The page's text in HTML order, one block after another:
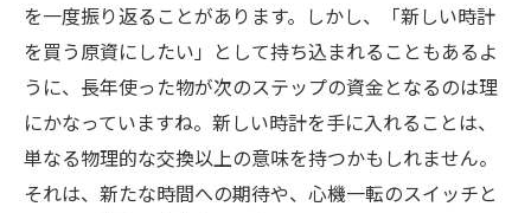
を一度振り返ることがあります。しかし、「新しい時計
を買う原資にしたい」として持ち込まれることもあるよ
うに、長年使った物が次のステップの資金となるのは理
にかなっていますね。新しい時計を手に入れることは、
単なる物理的な交換以上の意味を持つかもしれません。
それは、新たな時間への期待や、心機一転のスイッチと